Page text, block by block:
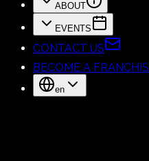
ABOUT
EVENTS
CONTACT US
BECOME A
en